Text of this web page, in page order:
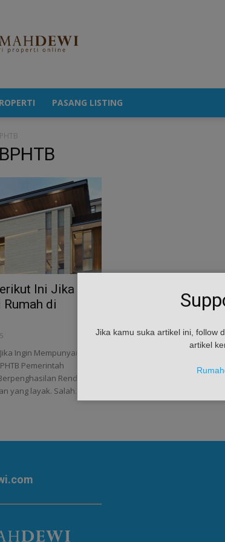
PASANG LISTING
Ini Jika
di
Ingin Mempunyai
Pemerintah
Rendah
yang layak. Salah...
Jika kamu suka artikel ini, follow
artikel